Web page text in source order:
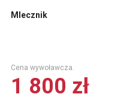
Mlecznik
Cena wywoławcza.
1 800 zł